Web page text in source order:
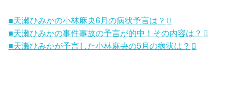
■天瀬ひみかの小林麻央6月の病状予言は？
■天瀬ひみかの事件事故の予言が的中！その内容は？
■天瀬ひみかが予言した小林麻央の5月の病状は？